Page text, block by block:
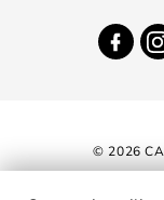
© 2026